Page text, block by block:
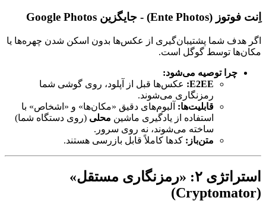
اِنت فوتوز (Ente Photos) - جایگزین Google Photos
اگر هدف شما پشتیبان‌گیری از عکس‌ها بدون اسکن شدن چهره‌ها یا
مکان‌ها توسط گوگل است.
چرا توصیه می‌شود:
E2EE:
عکس‌ها قبل از آپلود، روی گوشی شما
رمزنگاری می‌شوند.
قابلیت‌ها: آلبوم‌های دقیق «مکان‌ها» و «اشخاص» با
استفاده از یادگیری ماشین محلی (روی دستگاه شما)
ساخته می‌شوند، نه روی سرور.
متن‌باز: کدها کاملاً قابل بازرسی هستند.
استراتژی ۲: «رمزنگاری مستقل»
(Cryptomator)